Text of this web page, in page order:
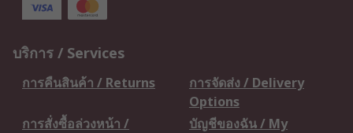
บริการ / Services
การคืนสินค้า / Returns
การจัดส่ง / Delivery
Options
การสั่งซื้อล่วงหน้า /
บัญชีของฉัน / My